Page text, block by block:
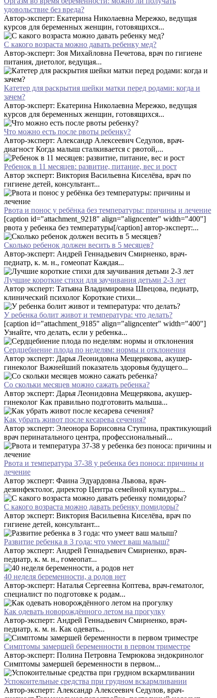
удовольствие без вреда?
Автор-эксперт: Екатерина Николаевна Мережко, ведущая
курсов для беременных женщин, готовящихся...
С какого возраста можно давать ребенку мед?
Автор-эксперт: Зоя Михайловна Печетова, врач по гигиене
питания, диетолог, ведущая...
Катетер для раскрытия шейки матки перед родами: когда и
зачем?
Автор-эксперт: Екатерина Николаевна Мережко, ведущая
курсов для беременных женщин, готовящихся...
Что можно есть после рвоты ребенку?
Автор-эксперт: Александр Алексеевич Седулов, врач-
диагност Когда малыш сталкивается с рвотой,...
Ребенок в 11 месяцев: развитие, питание, вес и рост
Автор эксперт: Виктория Васильевна Киселёва, врач по
гигиене детей, консультант...
Рвота и понос у ребёнка без температуры: причины и лечение
[caption id="attachment_9218" align="aligncenter" width="400"]
рвота у ребенка без температуры[/caption] автор-эксперт:...
Сколько ребенок должен весить в 5 месяцев?
Автор-эксперт: Андрей Геннадьевич Смирненко, врач-
педиатр, к. м. н., гомеопат Каждая...
Лучшие короткие стихи для заучивания детьми 2-3 лет
Автор эксперт: Татьяна Владимировна Швецова, педиатр,
клинический психолог Короткие стихи...
У ребенка болит живот и температура: что делать?
[caption id="attachment_9185" align="aligncenter" width="400"]
Узнайте, что делать, если у ребенка...
Сердцебиение плода по неделям: нормы и отклонения
Автор эксперт: Дарья Леонидовна Мещерякова, акушер-
гинеколог Важнейший показатель здоровья будущего...
Со скольки месяцев можно сажать ребенка?
Автор эксперт: Дарья Леонидовна Мещерякова, акушер-
гинеколог Как правильно подготовить малыша...
Как убрать живот после кесарева сечения?
Автор эксперт: Элеонора Борисовна Ступина, практикующий
врач перинатального центра, профессиональный...
Рвота и температура 37-38 у ребенка без поноса: причины и
лечение
Автор эксперт: Фаина Эдуардовна Львова, врач-
дезинфектолог, директор Центра семейной культуры...
С какого возраста можно давать ребенку помидоры?
Автор эксперт: Виктория Васильевна Киселёва, врач по
гигиене детей, консультант...
Развитие ребенка в 3 года: что умеет ваш малыш?
Автор эксперт: Андрей Геннадьевич Смирненко, врач-
педиатр, к. м. н., гомеопат...
40 неделя беременности, а родов нет
Автор-эксперт: Наталья Сергеевна Коптева, врач-гематолог,
специалист по подготовке к родам...
Как одевать новорождённого летом на прогулку
Автор-эксперт: Андрей Геннадьевич Смирненко, врач-
педиатр, к. м. н. Как одевать...
Симптомы замершей беременности в первом триместре
Автор-эксперт: Полина Петровна Темрюкова эндокринолог
Симптомы замершей беременности в первом...
Успокоительные средства при грудном вскармливании
Автор-эксперт: Александр Алексеевич Седулов, врач-